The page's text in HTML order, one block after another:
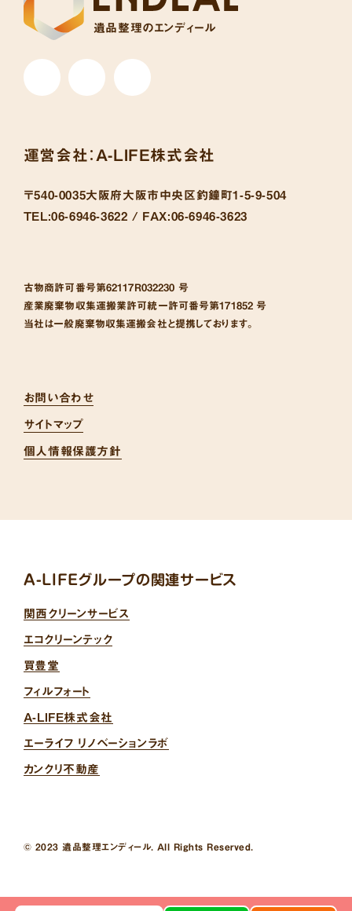
遺品整理のエンディール
運営会社： A-LIFE株式会社
〒540-0035大阪府大阪市中央区釣鐘町1-5-9-504
TEL:06-6946-3622 / FAX:06-6946-3623
古物商許可番号第62117R032230 号
産業廃棄物収集運搬業許可統一許可番号第171852 号
当社は一般廃棄物収集運搬会社と提携しております。
お問い合わせ
サイトマップ
個人情報保護方針
A-LIFEグループの関連サービス
関西クリーンサービス
エコクリーンテック
買豊堂
フィルフォート
A-LIFE株式会社
エーライフ リノベーションラボ
カンクリ不動産
© 2023 遺品整理エンディール. All Rights Reserved.